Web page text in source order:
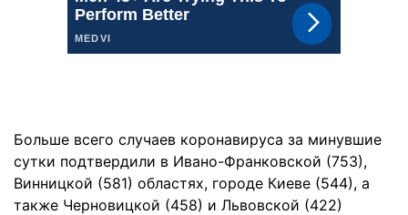
Больше всего случаев коронавируса за минувшие
сутки подтвердили в Ивано-Франковской (753),
Винницкой (581) областях, городе Киеве (544), а
также Черновицкой (458) и Львовской (422)